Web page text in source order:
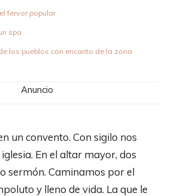
fervor popular
spa
los pueblos con encanto de la zona
Anuncio
un convento. Con sigilo nos
En el altar mayor, dos
sermón. Caminamos por el
y lleno de vida. La que le